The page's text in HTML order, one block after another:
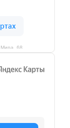
68